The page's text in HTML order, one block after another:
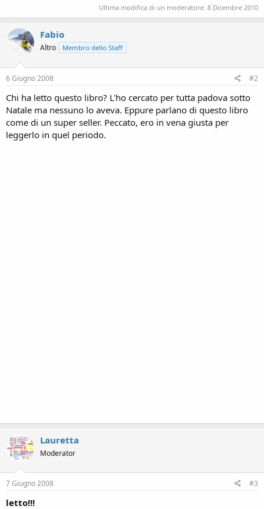
Ultima modifica di un moderatore: 8 Dicembre 2010
Fabio
Altro Membro dello Staff
6 Giugno 2008 #2
Chi ha letto questo libro? L'ho cercato per tutta padova sotto
Natale ma nessuno lo aveva. Eppure parlano di questo libro
come di un super seller. Peccato, ero in vena giusta per
leggerlo in quel periodo.
Lauretta
Moderator
7 Giugno 2008 #3
letto!!!